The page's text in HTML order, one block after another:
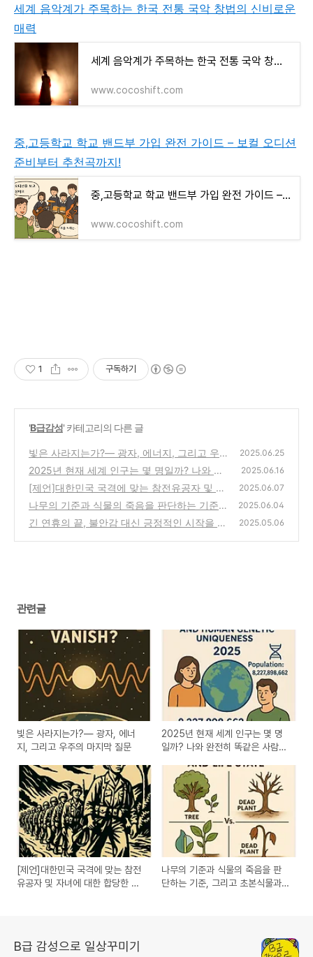
세계 음악계가 주목하는 한국 전통 국악 창법의 신비로운
매력
세계 음악계가 주목하는 한국 전통 국악 창법의 신비로운 매력
www.cocoshift.com
중,고등학교 학교 밴드부 가입 완전 가이드 – 보컬 오디션
준비부터 추천곡까지!
중,고등학교 학교 밴드부 가입 완전 가이드 – 보컬 오디션 준비부터 추천곡까지!
www.cocoshift.com
1 구독하기
'B급감성' 카테고리의 다른 글
빛은 사라지는가?— 광자, 에너지, 그리고 우
주의 마지막 질문
(0)
2025.06.25
2025년 현재 세계 인구는 몇 명일까? 나와 완
전히 똑같은 사람은 왜 존재할 수 없는가
(0)
2025.06.16
[제언]대한민국 국격에 맞는 참전유공자 및 자
녀에 대한 합당한 예우와 지원이 필요합니다.
(4)
2025.06.07
나무의 기준과 식물의 죽음을 판단하는 기준,
그리고 초본식물과 목본식물의 구분
(2)
2025.06.04
긴 연휴의 끝, 불안감 대신 긍정적인 시작을 위
2025.05.06
관련글
빛은 사라지는가?— 광자, 에너
지, 그리고 우주의 마지막 질문
2025년 현재 세계 인구는 몇 명
일까? 나와 완전히 똑같은 사람은
[제언]대한민국 국격에 맞는 참전
유공자 및 자녀에 대한 합당한 예
나무의 기준과 식물의 죽음을 판
단하는 기준, 그리고 초본식물과
B급 감성으로 일상꾸미기